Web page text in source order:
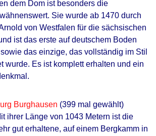
dem Dom ist besonders die
Sie wurde ab 1470 durch
von Westfalen für die sächsischen
ist das erste auf deutschem Boden
das einzige, das vollständig im Stil
wurde. Es ist komplett erhalten und ein
Burghausen (399 mal gewählt)
ihrer Länge von 1043 Metern ist die
gut erhaltene, auf einem Bergkamm in